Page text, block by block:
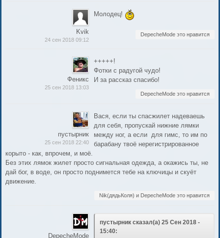
Kvik
24 сен 2018 09:12
Молодец!
DepecheMode это нравится
Феникс
25 сен 2018 13:03
+++++!
Фотки с радугой чудо!
И за рассказ спасибо!
DepecheMode это нравится
пустырник
25 сен 2018 22:40
Вася, если ты спасжилет надеваешь
для себя, пропускай нижние лямки
между ног, а если для гимс, то им по
барабану твоё нерегистрированное
корыто - как, впрочем, и моё.
Без этих лямок жилет просто сигнальная одежда, а окажись ты, не
дай бог, в воде, он просто поднимется тебе на ключицы и скуёт
движение.
Nik(дядьКоля) и DepecheMode это нравится
DepecheMode
пустырник сказал(а) 25 Сен 2018 -
15:40: